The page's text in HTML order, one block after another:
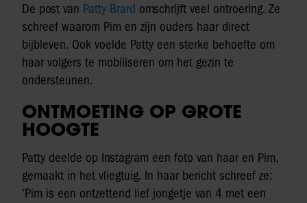
De post van Patty Brard omschrijft veel ontroering. Ze
schreef waarom Pim en zijn ouders haar direct
bijbleven. Ook voelde Patty een sterke behoefte om
haar volgers te mobiliseren om het gezin te
ondersteunen.
ONTMOETING OP GROTE
HOOGTE
Patty deelde op Instagram een foto van haar en Pim,
gemaakt in het vliegtuig. In haar bericht schreef ze:
‘Pim is een ontzettend lief jongetje van 4 met een